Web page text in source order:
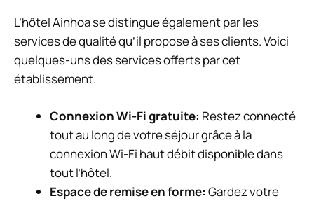
L’hôtel Ainhoa se distingue également par les
services de qualité qu’il propose à ses clients. Voici
quelques-uns des services offerts par cet
établissement.
Connexion Wi-Fi gratuite: Restez connecté
tout au long de votre séjour grâce à la
connexion Wi-Fi haut débit disponible dans
tout l’hôtel.
Espace de remise en forme: Gardez votre